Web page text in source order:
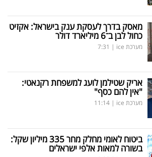
מאסק בדרך לעסקת ענק בישראל: אקזיט
כחול לבן ב־6 מיליארד דולר
מערכת ice |
7:31
אריק שטילמן לועג למשפחת רקנאטי:
"אין להם כסף"
מערכת ice |
11:14
ביטוח לאומי מחלק מחר 335 מיליון שקל:
בשורה למאות אלפי ישראלים